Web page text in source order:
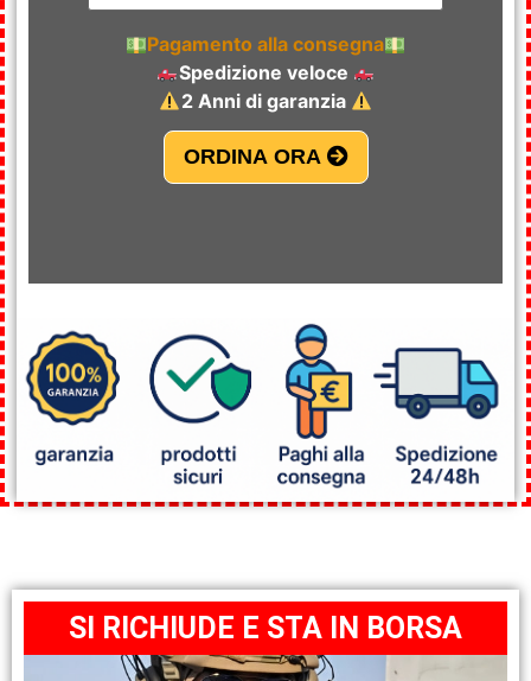
Pagamento alla consegna
Spedizione veloce
2 Anni di garanzia
ORDINA ORA
SI RICHIUDE E STA IN BORSA